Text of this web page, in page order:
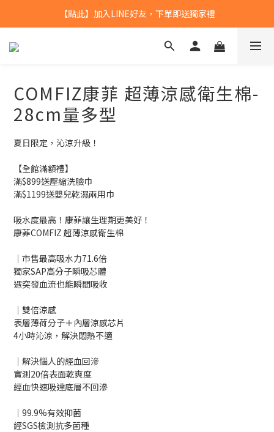
【點此】加入LINE好友，下單即送獨家禮
COMFIZ康菲 超薄涼感衛生棉-
28cm量多型
夏日限定，沁涼升級！
【全館滿額禮】
滿$899送壓縮洗臉巾
滿$1199送嬰兒乾濕兩用巾
吸水度最高！康菲讓生理期更美好！
康菲COMFIZ 超薄涼感衛生棉
｜市售最高吸水力71.6倍
獨家SAP高分子瞬吸芯體
遇突發血流也能瞬間吸收
｜雙倍涼感
表層薄荷分子＋內層涼感芯片
4小時沁涼，解決悶熱不適
｜解決惱人的經血回滲
實測20倍表面乾爽度
經血快速吸達底層不回滲
｜99.9%有效抑菌
經SGS檢測抗多菌種